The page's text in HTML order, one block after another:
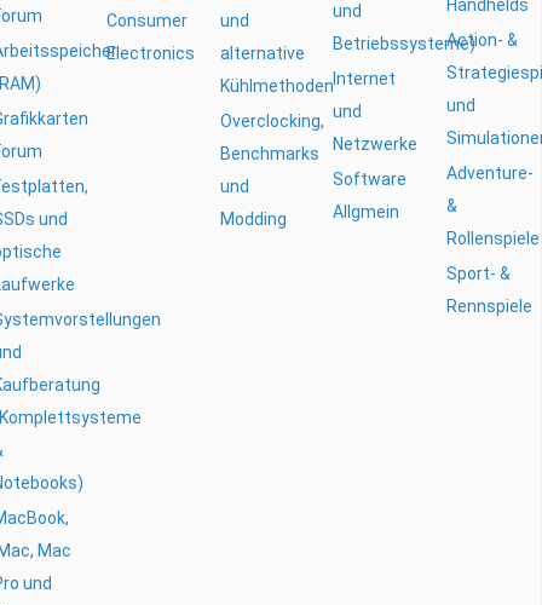
und
Mac
und
Consumer
Electronics
und
alternative
Kühlmethoden
Overclocking,
Benchmarks
und
Modding
und
Betriebssysteme)
Internet
und
Netzwerke
Software
Allgmein
Handhelds
Action- &
und
Adventure-
&
Rollenspiele
Sport- &
Rennspiele